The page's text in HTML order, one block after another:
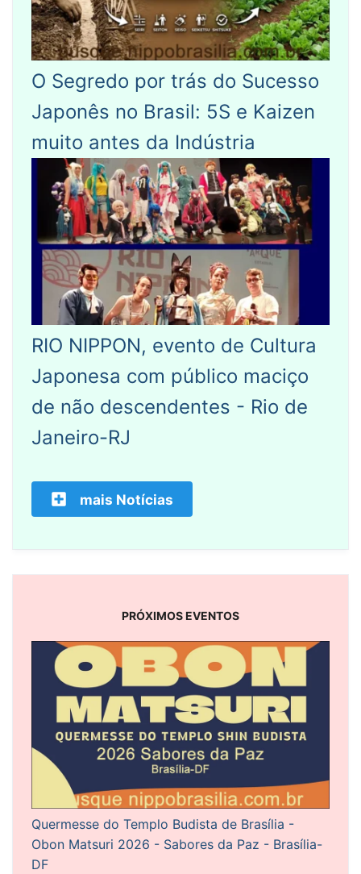
O Segredo por trás do Sucesso
Japonês no Brasil: 5S e Kaizen
muito antes da Indústria
RIO NIPPON, evento de Cultura
Japonesa com público maciço
de não descendentes - Rio de
Janeiro-RJ
mais Notícias
PRÓXIMOS EVENTOS
Quermesse do Templo Budista de Brasília -
Obon Matsuri 2026 - Sabores da Paz - Brasília-
DF